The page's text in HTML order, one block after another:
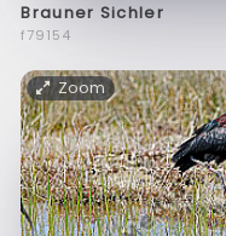
Brauner Sichler
f79154
Zoom